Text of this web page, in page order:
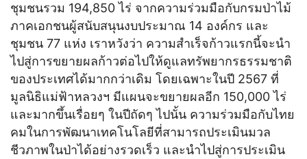
ชุมชนรวม 194,850 ไร่ จากความร่วมมือกับกรมป่าไม้
ภาคเอกชนผู้สนับสนุนงบประมาณ 14 องค์กร และ
ชุมชน 77 แห่ง เราหวังว่า ความสำเร็จก้าวแรกนี้จะนำ
ไปสู่การขยายผลก้าวต่อไปให้ดูแลทรัพยากรธรรมชาติ
ของประเทศได้มากกว่าเดิม โดยเฉพาะในปี 2567 ที่
มูลนิธิแม่ฟ้าหลวงฯ มีแผนจะขยายผลอีก 150,000 ไร่
และมากขึ้นเรื่อยๆ ในปีถัดๆ ไปนั้น ความร่วมมือกับไทย
คมในการพัฒนาเทคโนโลยีที่สามารถประเมินมวล
ชีวภาพในป่าได้อย่างรวดเร็ว และนำไปสู่การประเมิน